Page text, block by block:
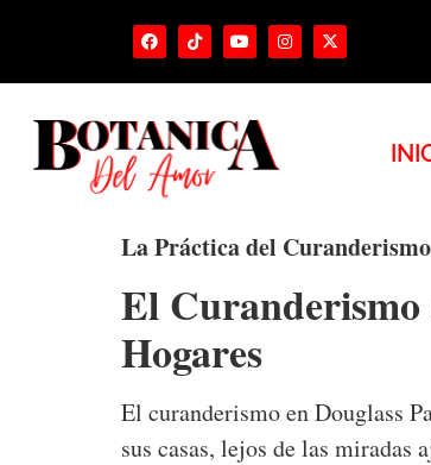
La Práctica del
El Curanderismo
Hogares
El curanderismo en Douglass
sus casas, lejos de las miradas